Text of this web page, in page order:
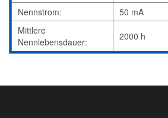
Nennstrom:
50 mA
Mittlere
Nennlebensdauer:
2000 h